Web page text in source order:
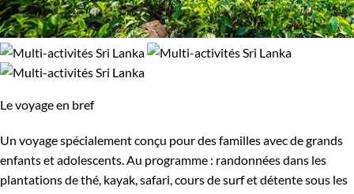
Le voyage en bref
Un voyage spécialement conçu pour des familles avec de grands
enfants et adolescents. Au programme : randonnées dans les
plantations de thé, kayak, safari, cours de surf et détente sous les